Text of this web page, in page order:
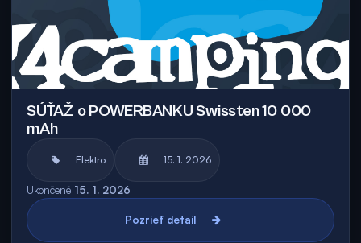
SÚŤAŽ o POWERBANKU Swissten 10 000
mAh
Elektro 15. 1. 2026
Ukončené 15. 1. 2026
Pozrieť detail